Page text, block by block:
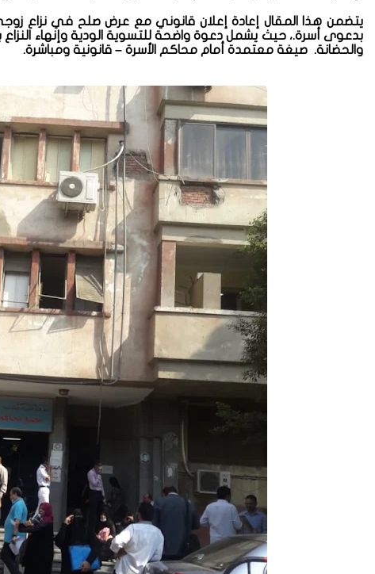
يتضمن هذا المقال إعادة إعلان قانوني مع عرض صلح في نزاع
بدعوى أسرة.، حيث يشمل دعوة واضحة للتسوية الودية وإنهاء النزاع
والحضانة. صيغة معتمدة أمام محاكم الأسرة – قانونية ومباشرة.